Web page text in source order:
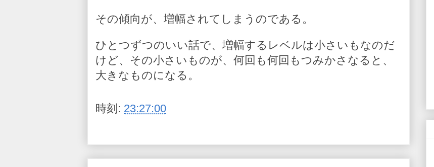
その傾向が、増幅されてしまうのである。
ひとつずつのいい話で、増幅するレベルは小さいもなのだ
けど、その小さいものが、何回も何回もつみかさなると、
大きなものになる。
時刻: 23:27:00